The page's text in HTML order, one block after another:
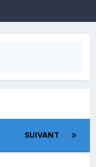
SUIVANT